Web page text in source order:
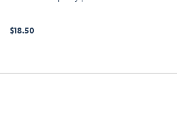
$18.50